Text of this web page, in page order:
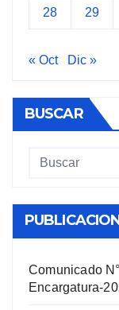
28 29
« Oct Dic »
BUSCAR
Comunicado
Encargatura-